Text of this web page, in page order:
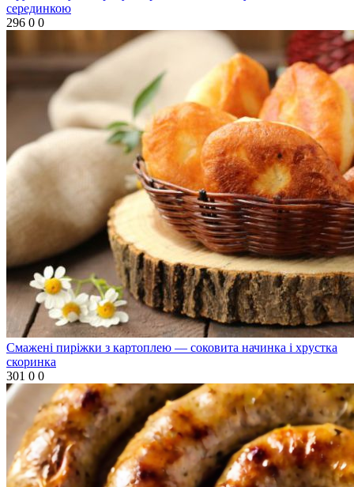
серединкою
296 0 0
Смажені пиріжки з картоплею — соковита начинка і хрустка
скоринка
301 0 0